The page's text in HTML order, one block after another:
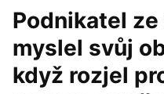
Podnikatel
myslel svůj
když rozjel